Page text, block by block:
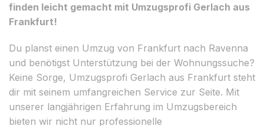
finden leicht gemacht mit Umzugsprofi Gerlach aus
Frankfurt!
Du planst einen Umzug von Frankfurt nach Ravenna
und benötigst Unterstützung bei der Wohnungssuche?
Keine Sorge, Umzugsprofi Gerlach aus Frankfurt steht
dir mit seinem umfangreichen Service zur Seite. Mit
unserer langjährigen Erfahrung im Umzugsbereich
bieten wir nicht nur professionelle